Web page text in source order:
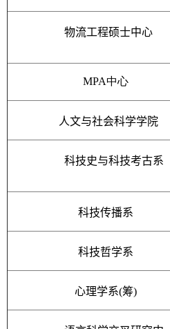
物流工程硕士中心
MPA中心
人文与社会科学学院
科技史与科技考古系
科技传播系
科技哲学系
心理学系(筹)